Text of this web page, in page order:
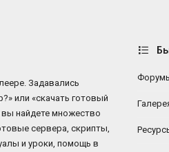
Задавались
или «скачать готовый
найдете множество
сервера, скрипты,
и уроки, помощь в